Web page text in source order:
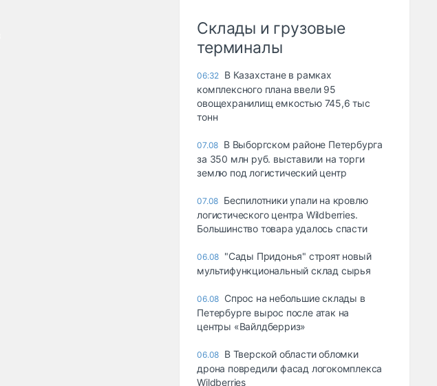
Склады и грузовые
терминалы
06:32 В Казахстане в рамках
комплексного плана ввели 95
овощехранилищ емкостью 745,6 тыс
тонн
07.08 В Выборгском районе Петербурга
за 350 млн руб. выставили на торги
землю под логистический центр
07.08 Беспилотники упали на кровлю
логистического центра Wildberries.
Большинство товара удалось спасти
06.08 "Сады Придонья" строят новый
мультифункциональный склад сырья
06.08 Спрос на небольшие склады в
Петербурге вырос после атак на
центры «Вайлдберриз»
06.08 В Тверской области обломки
дрона повредили фасад логокомплекса
Wildberries